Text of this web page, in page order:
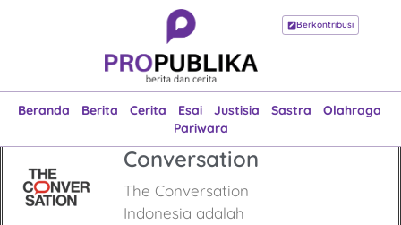
Berkontribusi
Beranda Berita Cerita Esai Justisia Sastra
Olahraga
Pariwara
Beranda
Esai
Justisia
Sastra
Olahraga
Pariwara
Conversation
The Conversation
Indonesia adalah